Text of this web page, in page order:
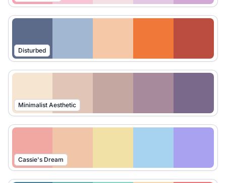
Disturbed
Minimalist Aesthetic
Cassie's Dream